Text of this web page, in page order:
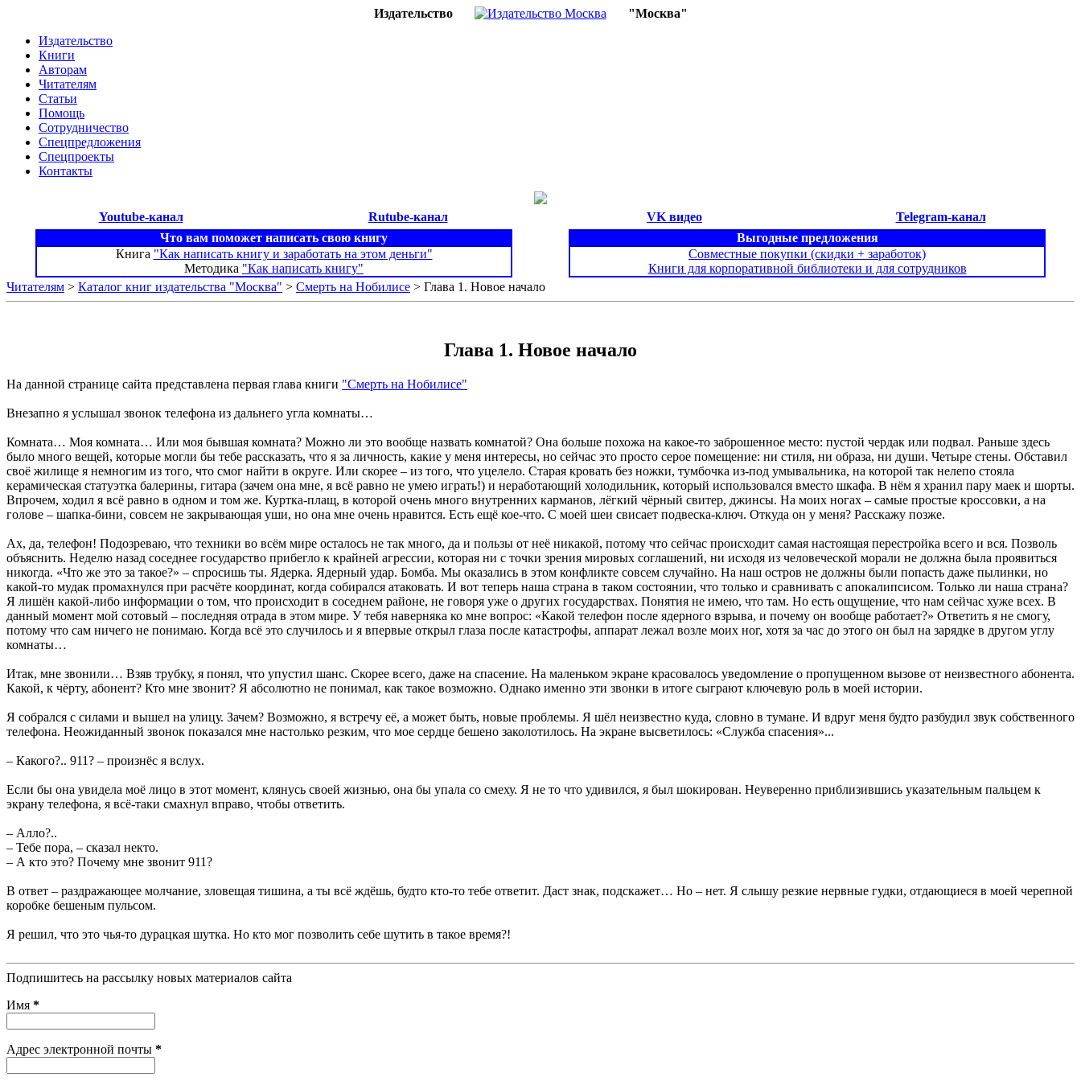
Издательство
"Москва"
Издательство
Книги
Авторам
Читателям
Статьи
Помощь
Сотрудничество
Спецпредложения
Спецпроекты
Контакты
Youtube-канал Rutube-канал VK видео
Telegram-канал
Что вам поможет написать свою книгу
Книга "Как написать книгу и заработать на этом деньги"
Методика "Как написать книгу"
Выгодные предложения
Совместные покупки (скидки + заработок)
Книги для корпоративной библиотеки и для сотрудников
Читателям > Каталог книг издательства "Москва" > Смерть на Нобилисе > Глава 1. Новое начало
Глава 1. Новое начало
На данной странице сайта представлена первая глава книги "Смерть на Нобилисе"
Внезапно я услышал звонок телефона из дальнего угла комнаты…
Комната… Моя комната… Или моя бывшая комната? Можно ли это вообще назвать комнатой? Она больше похожа на какое-то заброшенное место: пустой чердак или подвал. Раньше здесь
было много вещей, которые могли бы тебе рассказать, что я за личность, какие у меня интересы, но сейчас это просто серое помещение: ни стиля, ни образа, ни души. Четыре стены. Обставил
своё жилище я немногим из того, что смог найти в округе. Или скорее – из того, что уцелело. Старая кровать без ножки, тумбочка из-под умывальника, на которой так нелепо стояла
керамическая статуэтка балерины, гитара (зачем она мне, я всё равно не умею играть!) и неработающий холодильник, который использовался вместо шкафа. В нём я хранил пару маек и шорты.
Впрочем, ходил я всё равно в одном и том же. Куртка-плащ, в которой очень много внутренних карманов, лёгкий чёрный свитер, джинсы. На моих ногах – самые простые кроссовки, а на
голове – шапка-бини, совсем не закрывающая уши, но она мне очень нравится. Есть ещё кое-что. С моей шеи свисает подвеска-ключ. Откуда он у меня? Расскажу позже.
Ах, да, телефон! Подозреваю, что техники во всём мире осталось не так много, да и пользы от неё никакой, потому что сейчас происходит самая настоящая перестройка всего и вся. Позволь
объяснить. Неделю назад соседнее государство прибегло к крайней агрессии, которая ни с точки зрения мировых соглашений, ни исходя из человеческой морали не должна была проявиться
никогда. «Что же это за такое?» – спросишь ты. Ядерка. Ядерный удар. Бомба. Мы оказались в этом конфликте совсем случайно. На наш остров не должны были попасть даже пылинки, но
какой-то мудак промахнулся при расчёте координат, когда собирался атаковать. И вот теперь наша страна в таком состоянии, что только и сравнивать с апокалипсисом. Только ли наша страна?
Я лишён какой-либо информации о том, что происходит в соседнем районе, не говоря уже о других государствах. Понятия не имею, что там. Но есть ощущение, что нам сейчас хуже всех. В
данный момент мой сотовый – последняя отрада в этом мире. У тебя наверняка ко мне вопрос: «Какой телефон после ядерного взрыва, и почему он вообще работает?» Ответить я не смогу,
потому что сам ничего не понимаю. Когда всё это случилось и я впервые открыл глаза после катастрофы, аппарат лежал возле моих ног, хотя за час до этого он был на зарядке в другом углу
комнаты…
Итак, мне звонили… Взяв трубку, я понял, что упустил шанс. Скорее всего, даже на спасение. На маленьком экране красовалось уведомление о пропущенном вызове от неизвестного абонента.
Какой, к чёрту, абонент? Кто мне звонит? Я абсолютно не понимал, как такое возможно. Однако именно эти звонки в итоге сыграют ключевую роль в моей истории.
Я собрался с силами и вышел на улицу. Зачем? Возможно, я встречу её, а может быть, новые проблемы. Я шёл неизвестно куда, словно в тумане. И вдруг меня будто разбудил звук собственного
телефона. Неожиданный звонок показался мне настолько резким, что мое сердце бешено заколотилось. На экране высветилось: «Служба спасения»...
– Какого?.. 911? – произнёс я вслух.
Если бы она увидела моё лицо в этот момент, клянусь своей жизнью, она бы упала со смеху. Я не то что удивился, я был шокирован. Неуверенно приблизившись указательным пальцем к
экрану телефона, я всё-таки смахнул вправо, чтобы ответить.
– Алло?..
– Тебе пора, – сказал некто.
– А кто это? Почему мне звонит 911?
В ответ – раздражающее молчание, зловещая тишина, а ты всё ждёшь, будто кто-то тебе ответит. Даст знак, подскажет… Но – нет. Я слышу резкие нервные гудки, отдающиеся в моей черепной
коробке бешеным пульсом.
Я решил, что это чья-то дурацкая шутка. Но кто мог позволить себе шутить в такое время?!
Подпишитесь на рассылку новых материалов сайта
Имя *
Адрес электронной почты *